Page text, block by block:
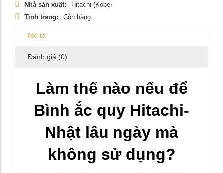
Nhà sản xuất:
Hitachi (Kobe)
Tình trạng:
Còn hàng
Mô tả
Đánh giá (0)
Làm thế nào nếu để
Bình ắc quy Hitachi-
Nhật lâu ngày mà
không sử dụng?